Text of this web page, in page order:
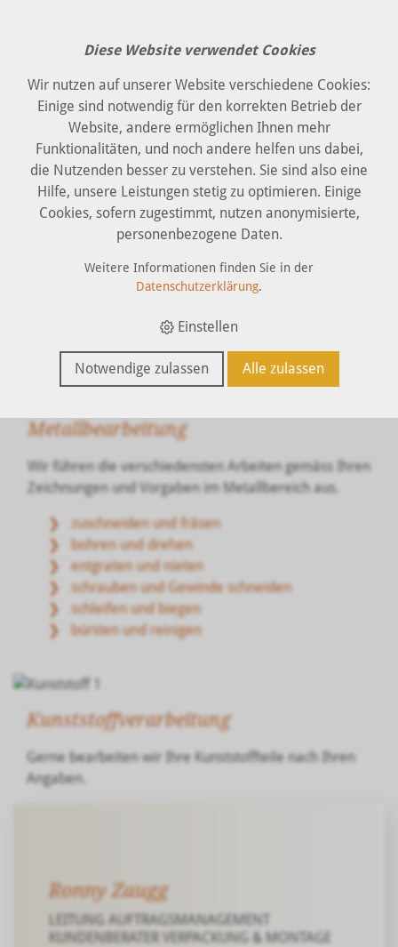
Metall- und
Kunststoffbearbeitung
Metallbearbeitung
Wir führen die verschiedensten Arbeiten gemäss Ihren
Zeichnungen und Vorgaben im Metallbereich aus.
zuschneiden und fräsen
bohren und drehen
entgraten und nieten
schrauben und Gewinde schneiden
schleifen und biegen
bürsten und reinigen
Kunststoffverarbeitung
Gerne bearbeiten wir Ihre Kunststoffteile nach Ihren
Angaben.
Ronny Zaugg
LEITUNG AUFTRAGSMANAGEMENT
KUNDENBERATER VERPACKUNG & MONTAGE
Diese Website verwendet Cookies
Wir nutzen auf unserer Website verschiedene Cookies:
Einige sind notwendig für den korrekten Betrieb der
Website, andere ermöglichen Ihnen mehr
Funktionalitäten, und noch andere helfen uns dabei,
die Nutzenden besser zu verstehen. Sie sind also eine
Hilfe, unsere Leistungen stetig zu optimieren. Einige
Cookies, sofern zugestimmt, nutzen anonymisierte,
personenbezogene Daten.
Weitere Informationen finden Sie in der
Datenschutzerklärung.
Einstellen
Notwendige zulassen Alle zulassen